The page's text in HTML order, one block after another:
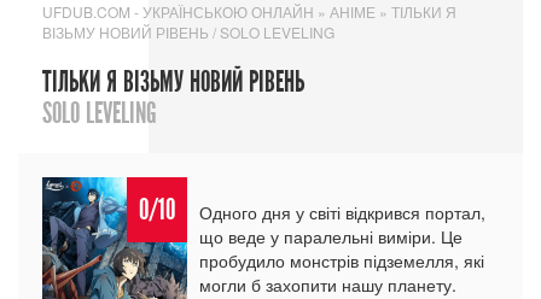
UFDUB.COM - УКРАЇНСЬКОЮ ОНЛАЙН » АНІМЕ » ТІЛЬКИ Я
ВІЗЬМУ НОВИЙ РІВЕНЬ / SOLO LEVELING
ТІЛЬКИ Я ВІЗЬМУ НОВИЙ РІВЕНЬ
SOLO LEVELING
0/10
Одного дня у світі відкрився портал,
що веде у паралельні виміри. Це
пробудило монстрів підземелля, які
могли б захопити нашу планету.